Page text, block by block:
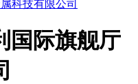
国际旗舰厅